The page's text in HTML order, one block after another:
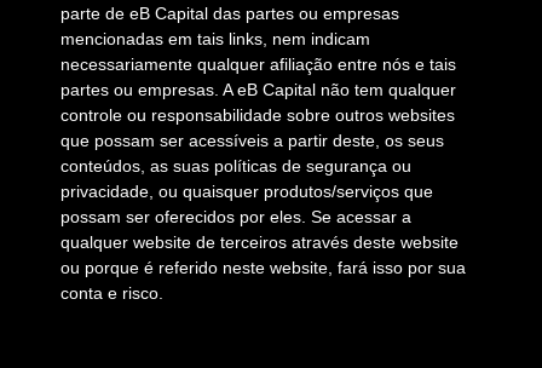
parte de eB Capital das partes ou empresas
mencionadas em tais links, nem indicam
necessariamente qualquer afiliação entre nós e tais
partes ou empresas. A eB Capital não tem qualquer
controle ou responsabilidade sobre outros websites
que possam ser acessíveis a partir deste, os seus
conteúdos, as suas políticas de segurança ou
privacidade, ou quaisquer produtos/serviços que
possam ser oferecidos por eles. Se acessar a
qualquer website de terceiros através deste website
ou porque é referido neste website, fará isso por sua
conta e risco.